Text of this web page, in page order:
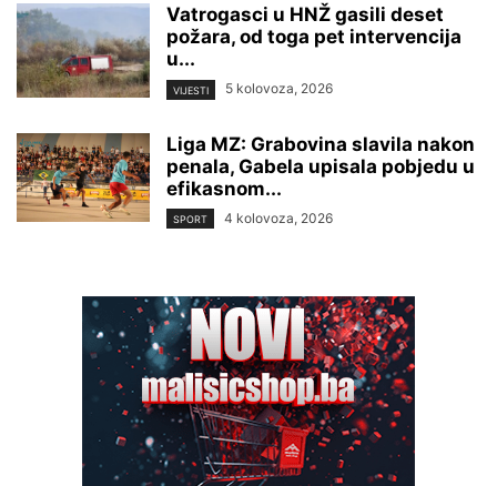
Vatrogasci u HNŽ gasili deset
požara, od toga pet intervencija
u...
VIJESTI 5 kolovoza, 2026
Liga MZ: Grabovina slavila nakon
penala, Gabela upisala pobjedu u
efikasnom...
SPORT 4 kolovoza, 2026